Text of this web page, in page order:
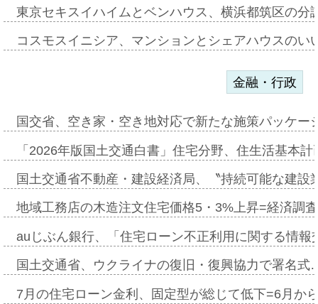
東京セキスイハイムとベンハウス、横浜都筑区の
コスモスイニシア、マンションとシェアハウスの
金融・行政
国交省、空き家・空き地対応で新たな施策パッケ
「2026年版国土交通白書」住宅分野、住生活基本
国土交通省不動産・建設経済局、〝持続可能な建
地域工務店の木造注文住宅価格5・3%上昇=経済調
auじぶん銀行、「住宅ローン不正利用に関する情
国土交通省、ウクライナの復旧・復興協力で署名
7月の住宅ローン金利、固定型が総じて低下=6月か